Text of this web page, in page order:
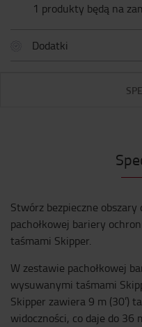
1 produkty będą na
Dodatki
Stwórz bezpieczne
pachołkowej bariery
taśmami Skipper.
W zestawie pachołkowej
wysuwanymi taśmami
Skipper zawiera 9 m (30’)
widoczności, co daje do 36